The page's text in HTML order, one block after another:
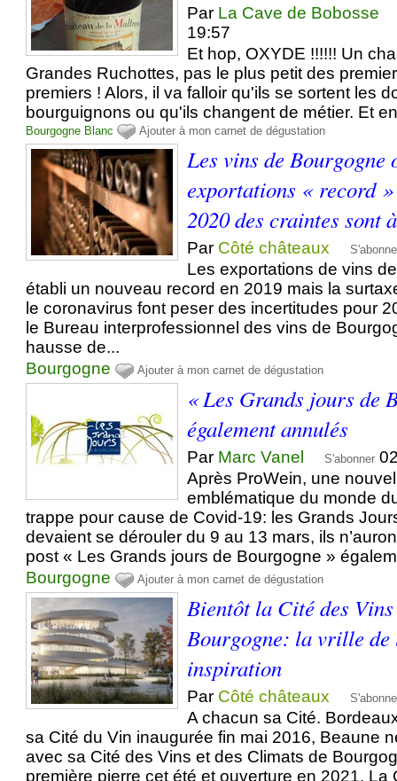
Par La Cave de Bobosse
19:57
Et hop, OXYDE !!!!!! Un
Grandes Ruchottes, pas le plus petit des
premiers ! Alors, il va falloir qu'ils se sortent les
bourguignons ou qu'ils changent de métier. Et
Bourgogne Blanc Ajouter à mon carnet de dégustation
Les vins de Bourgogne
exportations « record
2020 des craintes sont
Par Côté châteaux
Les exportations de vins
établi un nouveau record en 2019 mais la
le coronavirus font peser des incertitudes pour
le Bureau interprofessionnel des vins de
hausse de...
Bourgogne
Ajouter à mon carnet de dégustation
« Les Grands jours de
également annulés
Par Marc Vanel S'abonner
Après ProWein, une
emblématique du monde
trappe pour cause de Covid-19: les Grands
devaient se dérouler du 9 au 13 mars, ils
post « Les Grands jours de Bourgogne »
Bourgogne
Ajouter à mon carnet de dégustation
Bientôt la Cité des
Bourgogne: la vrille de
inspiration
Par Côté châteaux
A chacun sa Cité.
sa Cité du Vin inaugurée fin mai 2016, Beaune
avec sa Cité des Vins et des Climats de
première pierre cet été et ouverture en 2021. La